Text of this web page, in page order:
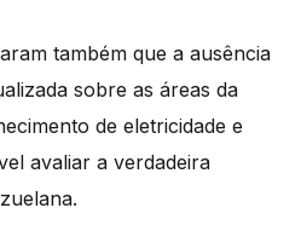
também que a ausência
sobre as áreas da
de eletricidade e
avaliar a verdadeira